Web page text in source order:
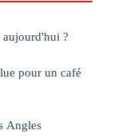
?
pour un café
Angles